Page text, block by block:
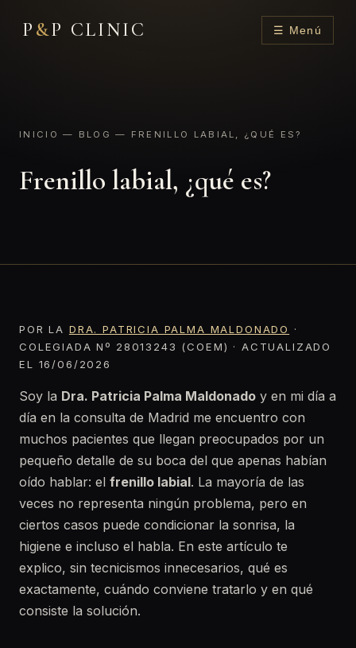
P &P CLINIC ☰ Menú
INICIO — BLOG — FRENILLO LABIAL, ¿QUÉ ES?
Frenillo labial, ¿qué es?
POR LA DRA. PATRICIA PALMA MALDONADO
·
COLEGIADA Nº 28013243 (COEM) · ACTUALIZADO
EL 16/06/2026
Soy la Dra. Patricia Palma Maldonado y en mi día a
día en la consulta de Madrid me encuentro con
muchos pacientes que llegan preocupados por un
pequeño detalle de su boca del que apenas habían
oído hablar: el frenillo labial. La mayoría de las
veces no representa ningún problema, pero en
ciertos casos puede condicionar la sonrisa, la
higiene e incluso el habla. En este artículo te
explico, sin tecnicismos innecesarios, qué es
exactamente, cuándo conviene tratarlo y en qué
consiste la solución.